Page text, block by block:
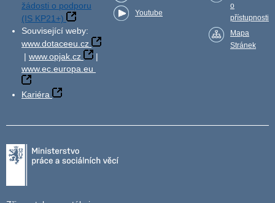
žádosti o podporu
(IS KP21+)
Související weby:
www.dotaceeu.cz
| www.opjak.cz
|
www.ec.europa.eu
Kariéra
Youtube
o
přístupnosti
Mapa
Stránek